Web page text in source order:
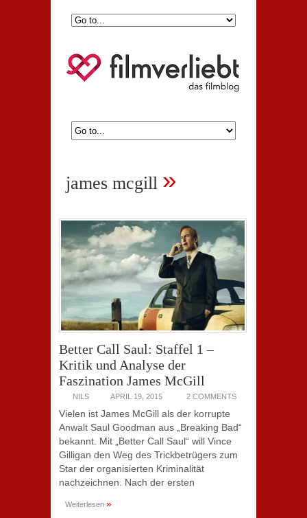
james mcgill »
Better Call Saul: Staffel 1 –
Kritik und Analyse der
Faszination James McGill
NILS APRIL 19, 2015 2 COMMENTS
Vielen ist James McGill als der korrupte
Anwalt Saul Goodman aus „Breaking Bad“
bekannt. Mit „Better Call Saul“ will Vince
Gilligan den Weg des Trickbetrügers zum
Star der organisierten Kriminalität
nachzeichnen. Nach der ersten
Weiterlesen »